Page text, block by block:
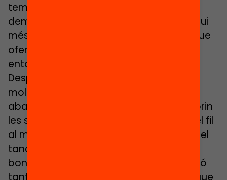
temps i dedicació. En aquest sentit, cal
demanar a l’administració que reconegui
més hores de tutoria personalitzada i que
ofereixi formació per als docents que
entomin una tutoria.
Després d’aquesta crisi, segurament
moltes coses ja no tornaran a ser com
abans. Els centres educatius, quan reobrin
les seves portes, no podran reprendre el fil
al mateix lloc on l’havien deixat abans del
tancament sobtat. Però si alguna cosa
bona n’hem de treure d’aquesta situació
tant extraordinàriament complexa, és que